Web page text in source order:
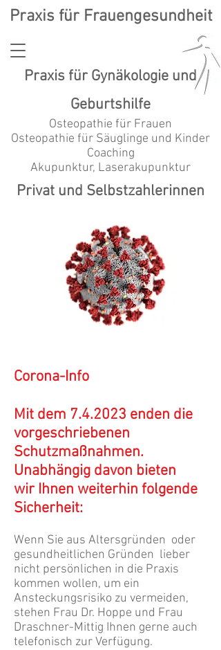
Praxis für Gynäkologie und
Geburtshilfe
Osteopathie für Frauen
Osteopathie für Säuglinge und Kinder
Coaching
Akupunktur, Laserakupunktur
Privat und Selbstzahlerinnen
Praxis für Frauengesundheit
Corona-Info
Mit dem 7.4.2023 enden die
vorgeschriebenen
Schutzmaßnahmen.
Unabhängig davon bieten
wir Ihnen weiterhin folgende
Sicherheit:
Wenn Sie aus Altersgründen oder
gesundheitlichen Gründen lieber
nicht persönlichen in die Praxis
kommen wollen, um ein
Ansteckungsrisiko zu vermeiden,
stehen Frau Dr. Hoppe und Frau
Draschner-Mittig Ihnen gerne auch
telefonisch zur Verfügung.